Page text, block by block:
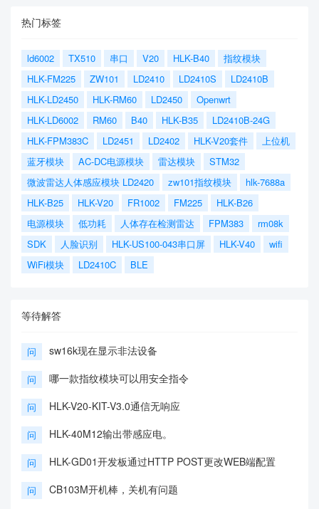
热门标签
ld6002 TX510 串口 V20 HLK-B40
指纹模块
HLK-FM225
ZW101 LD2410 LD2410S
LD2410B
HLK-LD2450
HLK-RM60 LD2450
Openwrt
HLK-LD6002
RM60 B40 HLK-B35
LD2410B-24G
HLK-FPM383C
LD2451 LD2402 HLK-V20套件
上位机
蓝牙模块
AC-DC电源模块 雷达模块
STM32
微波雷达人体感应模块 LD2420
zw101指纹模块
hlk-7688a
HLK-B25
HLK-V20 FR1002 FM225
HLK-B26
电源模块
低功耗 人体存在检测雷达 FPM383
rm08k
SDK
人脸识别 HLK-US100-043串口屏 HLK-V40
wifi
WiFi模块
LD2410C BLE
等待解答
问 sw16k现在显示非法设备
问 哪一款指纹模块可以用安全指令
问 HLK-V20-KIT-V3.0通信无响应
问 HLK-40M12输出带感应电。
问 HLK-GD01开发板通过HTTP POST更改WEB端配置
问 CB103M开机棒，关机有问题